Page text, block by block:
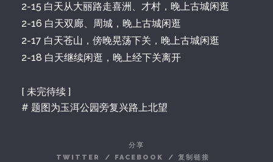
2-15 白天从大丽路走喜洲、才村，晚上古城闲逛
2-16 白天双廊、周城，晚上古城闲逛
2-17 白天苍山，傍晚晃荡下关，晚上古城闲逛
2-18 白天继续闲逛，晚上经下关离开
[ 未完待续 ]
# 题图为玉洱公园旁复兴路上北望
分享
TWITTER
/ FACEBOOK / 复制链接